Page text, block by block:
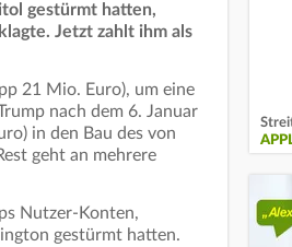
gestürmt hatten,
Jetzt zahlt ihm als
21 Mio. Euro), um eine
nach dem 6. Januar
in den Bau des von
geht an mehrere
Nutzer-Konten,
gestürmt hatten.